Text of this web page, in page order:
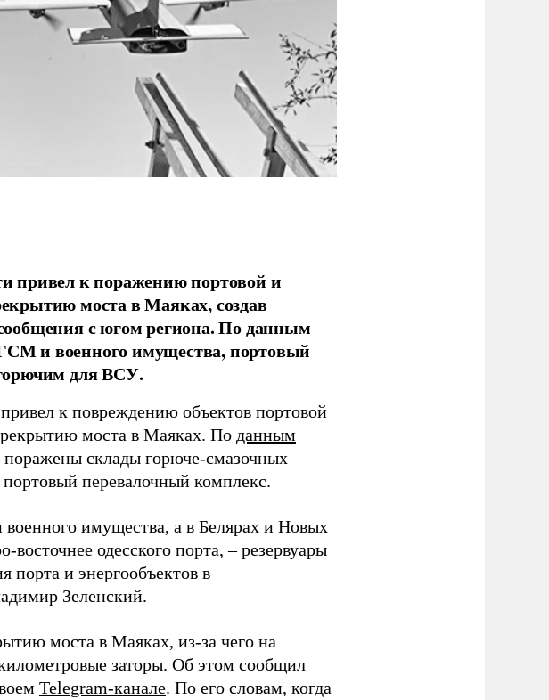
привел к поражению портовой и
моста в Маяках, создав
с югом региона. По данным
и военного имущества, портовый
для ВСУ.
к повреждению объектов портовой
моста в Маяках. По данным
склады горюче-смазочных
перевалочный комплекс.
имущества, а в Белярах и Новых
одесского порта, – резервуары
и энергообъектов в
Зеленский.
моста в Маяках, из-за чего на
заторы. Об этом сообщил
Telegram-канале. По его словам, когда